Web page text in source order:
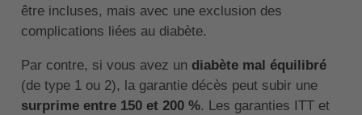
être incluses, mais avec une exclusion des
complications liées au diabète.
Par contre, si vous avez un diabète mal équilibré
(de type 1 ou 2), la garantie décès peut subir une
surprime entre 150 et 200 %. Les garanties ITT et